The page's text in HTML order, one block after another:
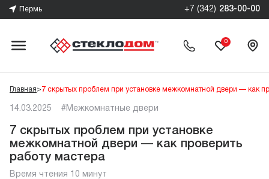
Пермь +7 (342) 283-00-00
0
Главная> 7 скрытых проблем при установке межкомнатной двери — как
14.03.2025 #Межкомнатные двери
7 скрытых проблем при установке
межкомнатной двери — как проверить
работу мастера
Время чтения 10 минут